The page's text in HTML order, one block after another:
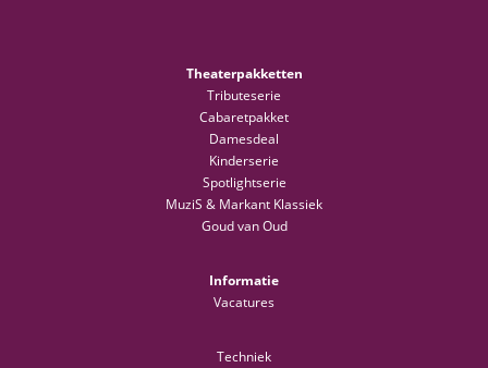
Theaterpakketten
Tributeserie
Cabaretpakket
Damesdeal
Kinderserie
Spotlightserie
MuziS & Markant Klassiek
Goud van Oud
Informatie
Vacatures
Techniek